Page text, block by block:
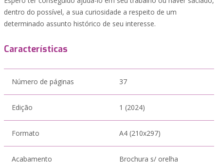
dentro do possível, a sua curiosidade a respeito de um
determinado assunto histórico de seu interesse.
Características
Número de páginas 37
Edição 1 (2024)
Formato A4 (210x297)
Acabamento Brochura s/ orelha